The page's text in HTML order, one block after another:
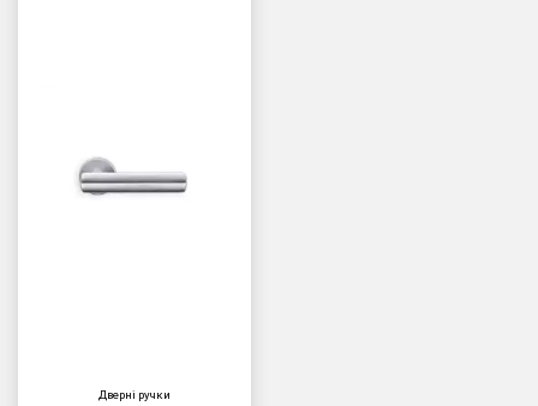
Дверні ручки